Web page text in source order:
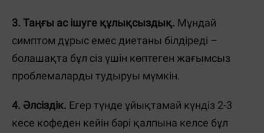
3. Таңғы ас ішуге құлықсыздық. Мұндай
симптом дұрыс емес диетаны білдіреді –
болашақта бұл сіз үшін көптеген жағымсыз
проблемаларды тудыруы мүмкін.
4. Әлсіздік. Егер түнде ұйықтамай күндіз 2-3
кесе кофеден кейін бәрі қалпына келсе бұл